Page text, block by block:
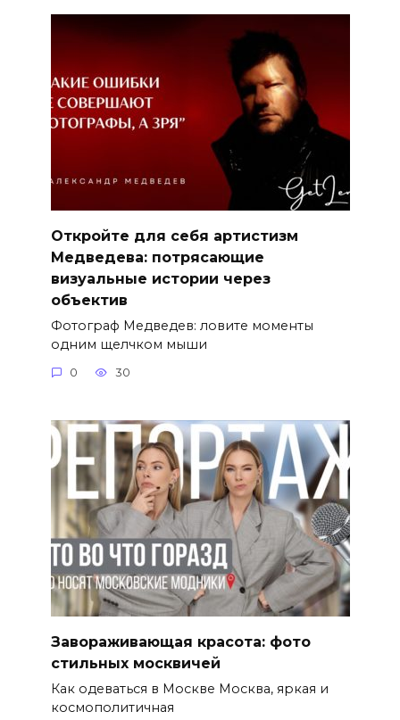
Откройте для себя артистизм
Медведева: потрясающие
визуальные истории через
объектив
Фотограф Медведев: ловите моменты
одним щелчком мыши
0 30
Завораживающая красота: фото
стильных москвичей
Как одеваться в Москве Москва, яркая и
космополитичная